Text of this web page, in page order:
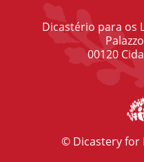
Dicastério para os
00120
© Dicastery for